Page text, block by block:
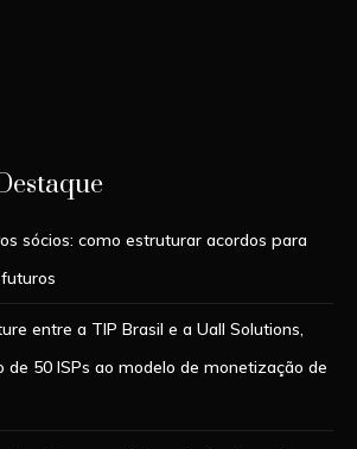
sócios: como estruturar acordos para
entre a TIP Brasil e a Uall Solutions,
de 50 ISPs ao modelo de monetização de